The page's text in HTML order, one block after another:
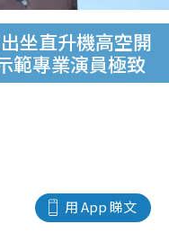
坐直升機高空開
範專業演員極致
用 App 睇文